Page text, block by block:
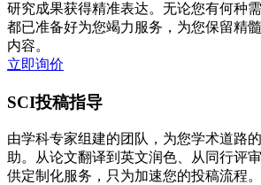
研究成果获得精准表达。无论您有何种
都已准备好为您竭力服务，为您保留精
内容。
立即询价
SCI投稿指导
由学科专家组建的团队，为您学术道路
助。从论文翻译到英文润色、从同行评
供定制化服务，只为加速您的投稿流程。